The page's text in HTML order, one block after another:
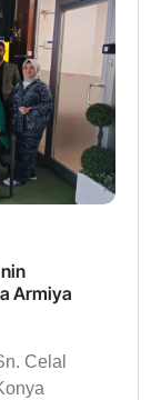
Armiya
Celal